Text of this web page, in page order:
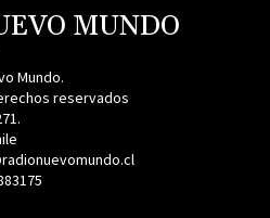
MUNDO
Mundo.
reservados